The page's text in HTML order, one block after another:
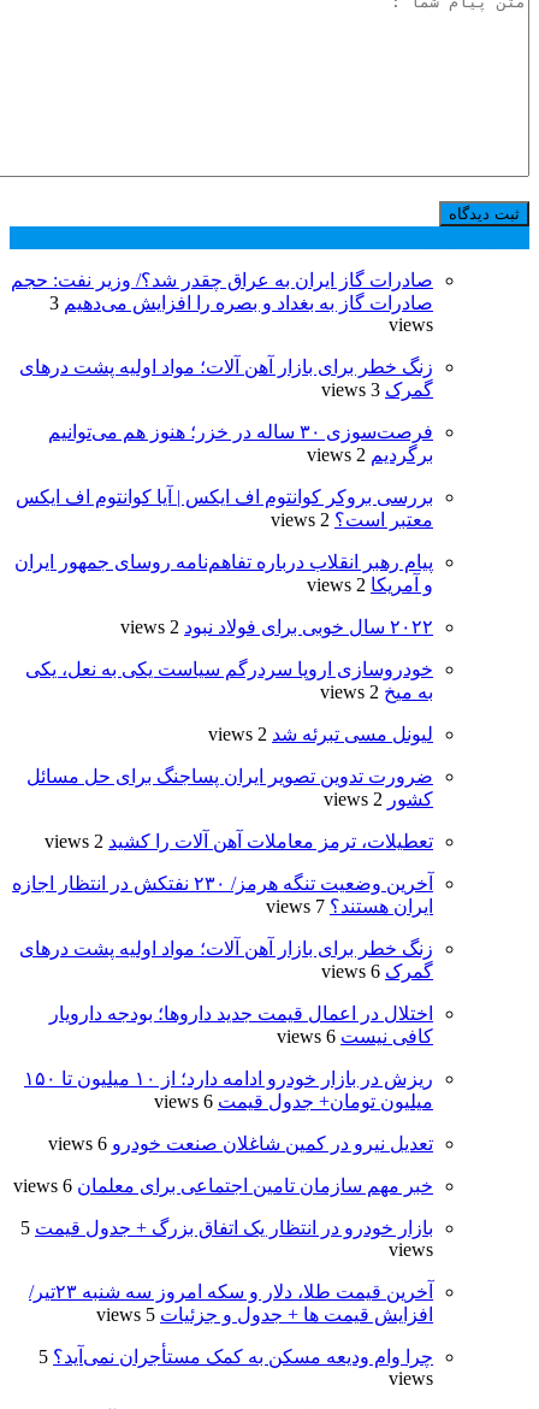
صادرات گاز ایران به عراق چقدر شد؟/ وزیر نفت: حجم
صادرات گاز به بغداد و بصره را افزایش می‌دهیم 3
views
زنگ خطر برای بازار آهن آلات؛ مواد اولیه پشت درهای
گمرک 3 views
فرصت‌سوزی ۳۰ ساله در خزر؛ هنوز هم می‌توانیم
برگردیم 2 views
بررسی بروکر کوانتوم اف ایکس | آیا کوانتوم اف ایکس
معتبر است؟ 2 views
پیام رهبر انقلاب درباره تفاهم‌نامه روسای جمهور ایران
و آمریکا 2 views
۲۰۲۲ سال خوبی برای فولاد نبود 2 views
خودروسازی اروپا سردرگم سیاست یکی به نعل، یکی
به میخ 2 views
لیونل مسی تبرئه شد 2 views
ضرورت تدوین تصویر ایران پساجنگ برای حل مسائل
کشور 2 views
تعطیلات، ترمز معاملات آهن ‌آلات را کشید 2 views
آخرین وضعیت تنگه هرمز/ ۲۳۰ نفتکش در انتظار اجازه
ایران هستند؟ 7 views
زنگ خطر برای بازار آهن آلات؛ مواد اولیه پشت درهای
گمرک 6 views
اختلال در اعمال قیمت‌ جدید داروها؛ بودجه دارویار
کافی نیست 6 views
ریزش در بازار خودرو ادامه دارد؛ از ۱۰ میلیون تا ۱۵۰
میلیون تومان+ جدول قیمت 6 views
تعدیل نیرو در کمین شاغلان صنعت خودرو 6 views
خبر مهم سازمان تامین اجتماعی برای معلمان 6 views
بازار خودرو در انتظار یک اتفاق بزرگ + جدول قیمت 5
views
آخرین قیمت طلا، دلار و سکه امروز سه شنبه ۲۳تیر/
افزایش قیمت ها + جدول و جزئیات 5 views
چرا وام ودیعه مسکن به کمک مستأجران نمی‌آید؟ 5
views